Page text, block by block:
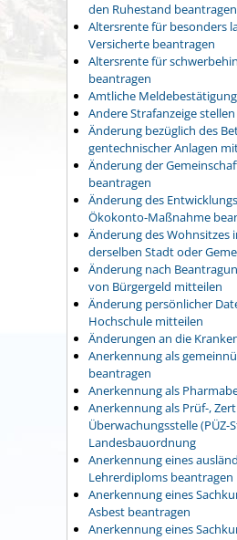
den Ruhestand beantragen
Altersrente für besonders
Versicherte beantragen
Altersrente für
beantragen
Amtliche
Andere Strafanzeige stellen
Änderung bezüglich des
gentechnischer Anlagen
Änderung der
beantragen
Änderung des
Ökokonto-Maßnahme
Änderung des Wohnsitzes
derselben Stadt oder
Änderung nach
von Bürgergeld mitteilen
Änderung persönlicher
Hochschule mitteilen
Änderungen an die
Anerkennung als
beantragen
Anerkennung als
Anerkennung als Prüf-,
Überwachungsstelle (PÜZ-
Landesbauordnung
Anerkennung eines
Lehrerdiploms beantragen
Anerkennung eines
Asbest beantragen
Anerkennung eines